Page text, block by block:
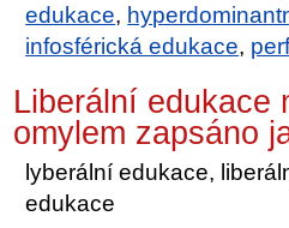
edukace,
infosférická edukace,
Liberální edukace
omylem zapsáno
lyberální edukace,
edukace